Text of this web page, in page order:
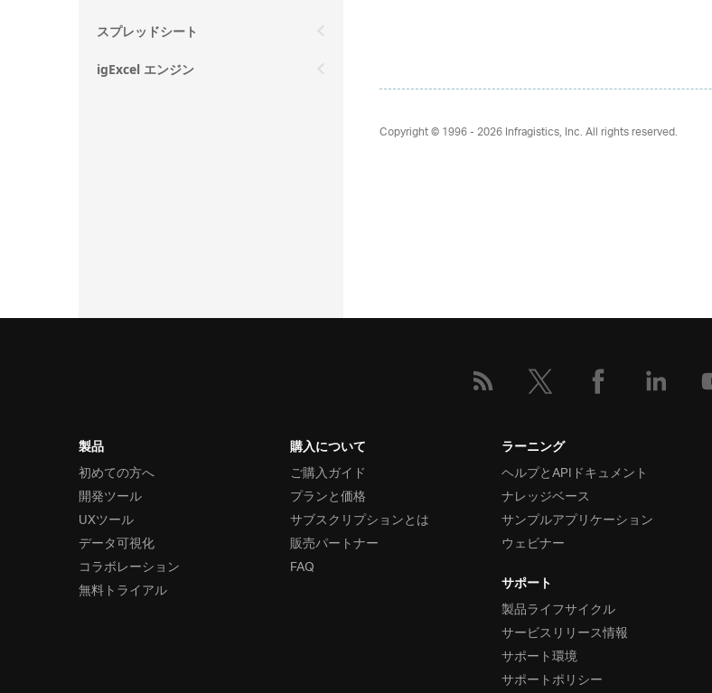
スプレッドシート
igExcel エンジン
Copyright © 1996 - 2026Infragistics, Inc. All rights reserved.
製品
初めての方へ
開発ツール
UXツール
データ可視化
コラボレーション
無料トライアル
購入について
ご購入ガイド
プランと価格
サブスクリプションとは
販売パートナー
FAQ
ラーニング
ヘルプとAPIドキュメント
ナレッジベース
サンプルアプリケーション
ウェビナー
サポート
製品ライフサイクル
サービスリリース情報
サポート環境
サポートポリシー